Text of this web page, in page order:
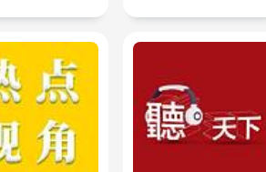
Trump stava cercando o cerca
fare tre cose che tra di loro
rafforzare l'Arabia Saudita,
evitare una nuova proliferazione
00:31:44 · L'ambasciatore Sequi
intrinseche nella strategia